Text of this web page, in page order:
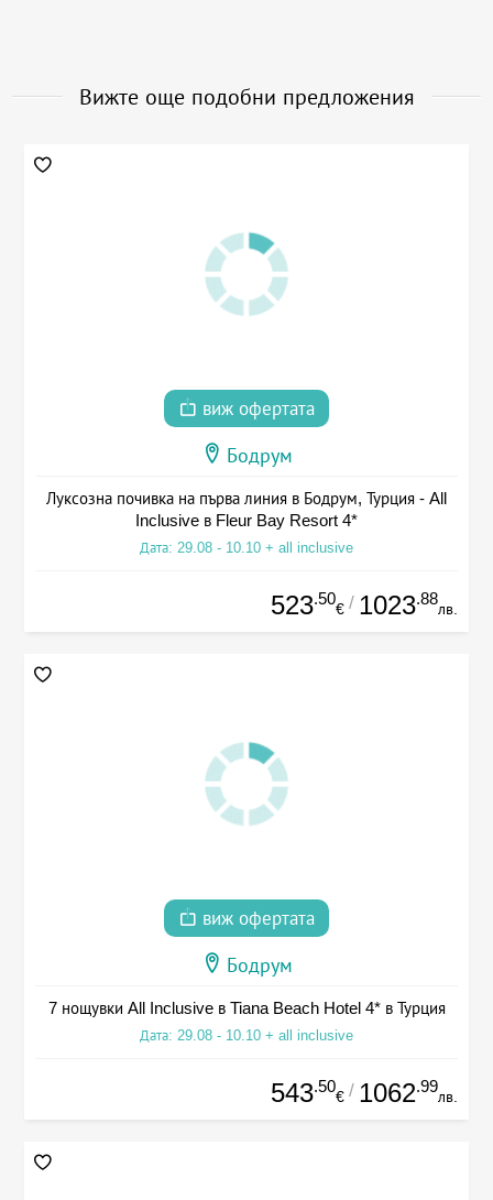
Вижте още подобни предложения
виж офертата
Бодрум
Луксозна почивка на първа линия в Бодрум, Турция - All
Inclusive в Fleur Bay Resort 4*
Дата: 29.08 - 10.10 + all inclusive
523.50
€ / 1023.88
лв.
виж офертата
Бодрум
7 нощувки All Inclusive в Tiana Beach Hotel 4* в Турция
Дата: 29.08 - 10.10 + all inclusive
543.50
€ / 1062.99
лв.